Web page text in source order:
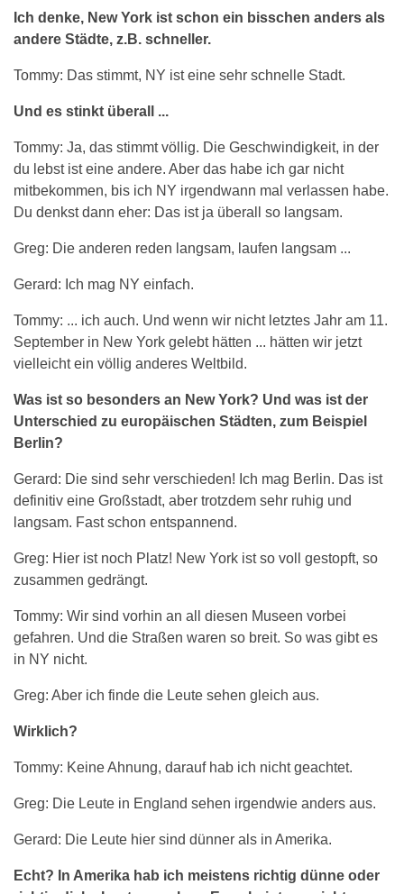
Ich denke, New York ist schon ein bisschen anders als
andere Städte, z.B. schneller.
Tommy: Das stimmt, NY ist eine sehr schnelle Stadt.
Und es stinkt überall ...
Tommy: Ja, das stimmt völlig. Die Geschwindigkeit, in der
du lebst ist eine andere. Aber das habe ich gar nicht
mitbekommen, bis ich NY irgendwann mal verlassen habe.
Du denkst dann eher: Das ist ja überall so langsam.
Greg: Die anderen reden langsam, laufen langsam ...
Gerard: Ich mag NY einfach.
Tommy: ... ich auch. Und wenn wir nicht letztes Jahr am 11.
September in New York gelebt hätten ... hätten wir jetzt
vielleicht ein völlig anderes Weltbild.
Was ist so besonders an New York? Und was ist der
Unterschied zu europäischen Städten, zum Beispiel
Berlin?
Gerard: Die sind sehr verschieden! Ich mag Berlin. Das ist
definitiv eine Großstadt, aber trotzdem sehr ruhig und
langsam. Fast schon entspannend.
Greg: Hier ist noch Platz! New York ist so voll gestopft, so
zusammen gedrängt.
Tommy: Wir sind vorhin an all diesen Museen vorbei
gefahren. Und die Straßen waren so breit. So was gibt es
in NY nicht.
Greg: Aber ich finde die Leute sehen gleich aus.
Wirklich?
Tommy: Keine Ahnung, darauf hab ich nicht geachtet.
Greg: Die Leute in England sehen irgendwie anders aus.
Gerard: Die Leute hier sind dünner als in Amerika.
Echt? In Amerika hab ich meistens richtig dünne oder